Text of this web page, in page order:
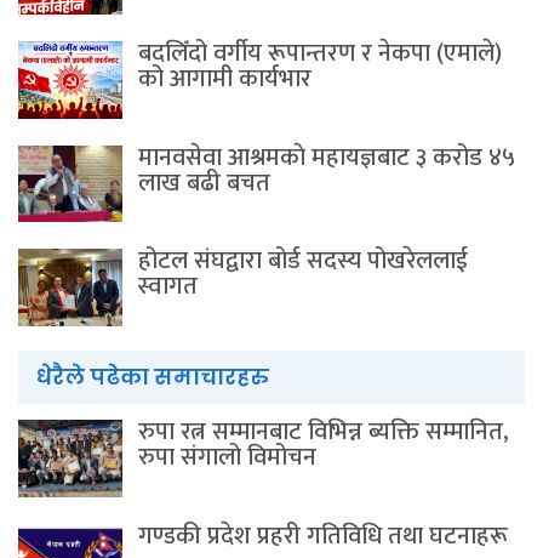
बदलिँदो वर्गीय रूपान्तरण र नेकपा (एमाले)
को आगामी कार्यभार
मानवसेवा आश्रमकाे‌ महायज्ञबाट ३ करोड ४५
लाख बढी बचत
होटल संघद्वारा बोर्ड सदस्य पोखरेललाई
स्वागत
धेरैले पढेका समाचारहरु
रुपा रत्न सम्मानबाट विभिन्न ब्यक्ति सम्मानित,
रुपा संगालो विमोचन
गण्डकी प्रदेश प्रहरी गतिविधि तथा घटनाहरू